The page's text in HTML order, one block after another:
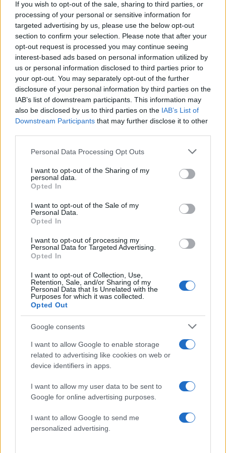
If you wish to opt-out of the sale, sharing to third parties, or
processing of your personal or sensitive information for
targeted advertising by us, please use the below opt-out
section to confirm your selection. Please note that after your
opt-out request is processed you may continue seeing
interest-based ads based on personal information utilized by
us or personal information disclosed to third parties prior to
your opt-out. You may separately opt-out of the further
disclosure of your personal information by third parties on the
IAB’s list of downstream participants. This information may
also be disclosed by us to third parties on the IAB’s List of
Downstream Participants that may further disclose it to other
Please note that this website/app uses one or more Google
not limited to your visit or usage behaviour. You may click to
grant or deny consent to Google and its third-party tags to
use your data for below specified purposes in below Google
consent section.
Personal Data Processing Opt Outs
I want to opt-out of the Sharing of my
personal data.
Opted In
I want to opt-out of the Sale of my
Personal Data.
Opted In
I want to opt-out of processing my
Personal Data for Targeted Advertising.
Opted In
I want to opt-out of Collection, Use,
Retention, Sale, and/or Sharing of my
Personal Data that Is Unrelated with the
Purposes for which it was collected.
Opted Out
Google consents
I want to allow Google to enable storage
related to advertising like cookies on web or
device identifiers in apps.
I want to allow my user data to be sent to
Google for online advertising purposes.
I want to allow Google to send me
personalized advertising.
τους. Πολλές κάνουν επίσης την επιλογή να
ταΐσουν το μωρό τους εν μέρει ή πλήρως με
βρεφικό γάλα. Η προσπάθεια να μειωθεί η
πρόσβαση στην πληροφόρηση για το βρεφικό
γάλα εμποδίζει τους γονείς να λάβουν
ενημερωμένη απόφαση. Στιγματίζει επίσης μια
νόμιμη διατροφική επιλογή», δήλωσε
εκπρόσωπος της εταιρείας Danone που παράγει
και βρεφικό γάλα.
πηγή: Iatropedia.gr
ΔΙΑΦΗΜΙΣΗ
Αν τα χάσατε
Συγκλονιστικές εικόνες